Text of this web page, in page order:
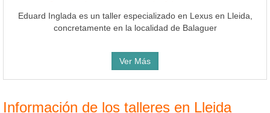
Eduard Inglada es un taller especializado en Lexus en Lleida,
concretamente en la localidad de Balaguer
Ver Más
Información de los talleres en Lleida